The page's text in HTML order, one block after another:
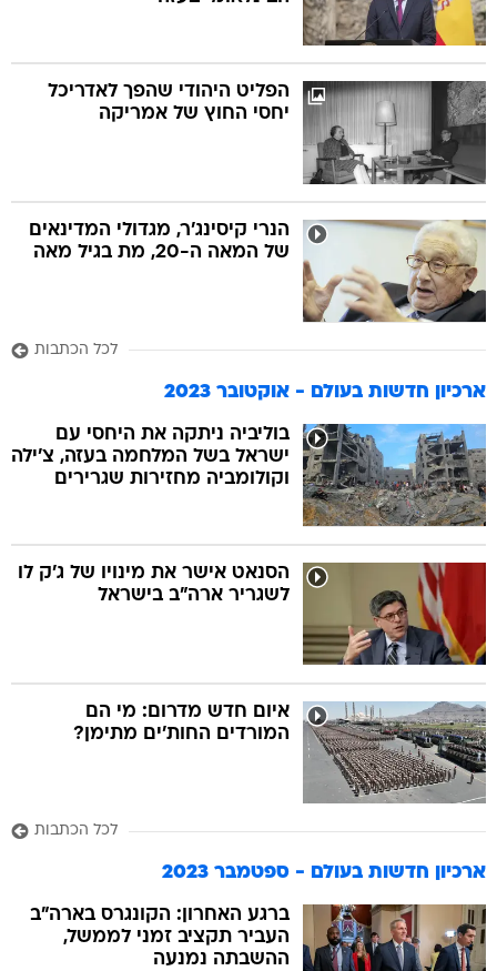
הפליט היהודי שהפך לאדריכל
יחסי החוץ של אמריקה
הנרי קיסינג'ר, מגדולי המדינאים
של המאה ה-20, מת בגיל מאה
לכל הכתבות
ארכיון חדשות בעולם - אוקטובר 2023
בוליביה ניתקה את היחסי עם
ישראל בשל המלחמה בעזה, צ'ילה
וקולומביה מחזירות שגרירים
הסנאט אישר את מינויו של ג'ק לו
לשגריר ארה"ב בישראל
איום חדש מדרום: מי הם
המורדים החות'ים מתימן?
לכל הכתבות
ארכיון חדשות בעולם - ספטמבר 2023
ברגע האחרון: הקונגרס בארה"ב
העביר תקציב זמני לממשל,
ההשבתה נמנעה